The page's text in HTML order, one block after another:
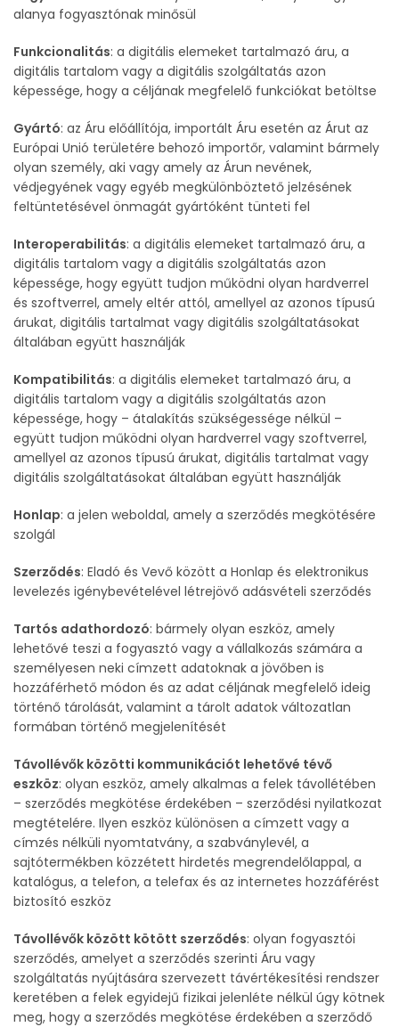
alanya fogyasztónak minősül
Funkcionalitás: a digitális elemeket tartalmazó áru, a
digitális tartalom vagy a digitális szolgáltatás azon
képessége, hogy a céljának megfelelő funkciókat betöltse
Gyártó: az Áru előállítója, importált Áru esetén az Árut az
Európai Unió területére behozó importőr, valamint bármely
olyan személy, aki vagy amely az Árun nevének,
védjegyének vagy egyéb megkülönböztető jelzésének
feltüntetésével önmagát gyártóként tünteti fel
Interoperabilitás: a digitális elemeket tartalmazó áru, a
digitális tartalom vagy a digitális szolgáltatás azon
képessége, hogy együtt tudjon működni olyan hardverrel
és szoftverrel, amely eltér attól, amellyel az azonos típusú
árukat, digitális tartalmat vagy digitális szolgáltatásokat
általában együtt használják
Kompatibilitás: a digitális elemeket tartalmazó áru, a
digitális tartalom vagy a digitális szolgáltatás azon
képessége, hogy – átalakítás szükségessége nélkül –
együtt tudjon működni olyan hardverrel vagy szoftverrel,
amellyel az azonos típusú árukat, digitális tartalmat vagy
digitális szolgáltatásokat általában együtt használják
Honlap: a jelen weboldal, amely a szerződés megkötésére
szolgál
Szerződés: Eladó és Vevő között a Honlap és elektronikus
levelezés igénybevételével létrejövő adásvételi szerződés
Tartós adathordozó: bármely olyan eszköz, amely
lehetővé teszi a fogyasztó vagy a vállalkozás számára a
személyesen neki címzett adatoknak a jövőben is
hozzáférhető módon és az adat céljának megfelelő ideig
történő tárolását, valamint a tárolt adatok változatlan
formában történő megjelenítését
Távollévők közötti kommunikációt lehetővé tévő
eszköz: olyan eszköz, amely alkalmas a felek távollétében
– szerződés megkötése érdekében – szerződési nyilatkozat
megtételére. Ilyen eszköz különösen a címzett vagy a
címzés nélküli nyomtatvány, a szabványlevél, a
sajtótermékben közzétett hirdetés megrendelőlappal, a
katalógus, a telefon, a telefax és az internetes hozzáférést
biztosító eszköz
Távollévők között kötött szerződés: olyan fogyasztói
szerződés, amelyet a szerződés szerinti Áru vagy
szolgáltatás nyújtására szervezett távértékesítési rendszer
keretében a felek egyidejű fizikai jelenléte nélkül úgy kötnek
meg, hogy a szerződés megkötése érdekében a szerződő